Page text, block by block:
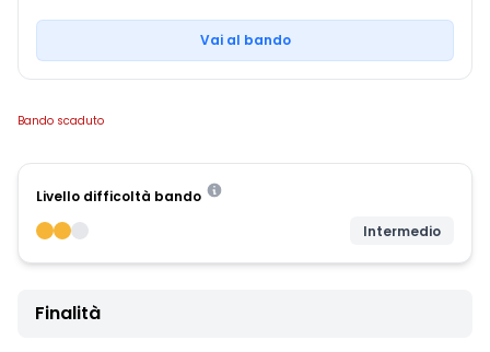
Vai al bando
Bando scaduto
Livello difficoltà bando
Intermedio
Finalità